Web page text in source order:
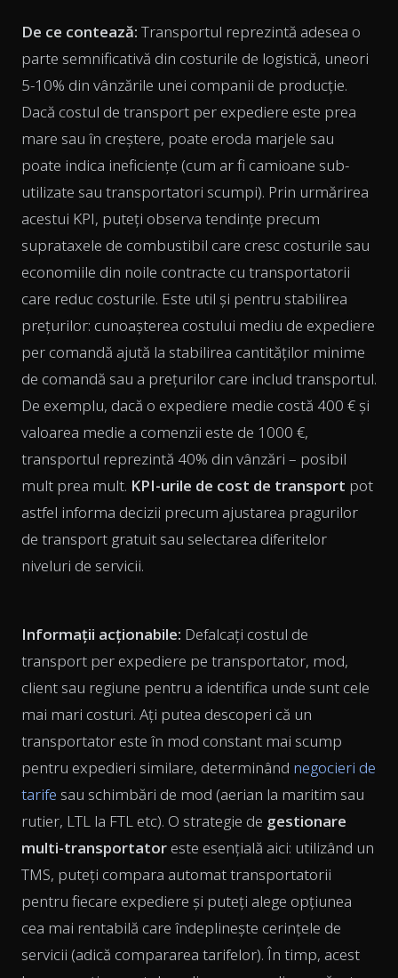
De ce contează: Transportul reprezintă adesea o
parte semnificativă din costurile de logistică, uneori
5-10% din vânzările unei companii de producție.
Dacă costul de transport per expediere este prea
mare sau în creștere, poate eroda marjele sau
poate indica ineficiențe (cum ar fi camioane sub-
utilizate sau transportatori scumpi). Prin urmărirea
acestui KPI, puteți observa tendințe precum
suprataxele de combustibil care cresc costurile sau
economiile din noile contracte cu transportatorii
care reduc costurile. Este util și pentru stabilirea
prețurilor: cunoașterea costului mediu de expediere
per comandă ajută la stabilirea cantităților minime
de comandă sau a prețurilor care includ transportul.
De exemplu, dacă o expediere medie costă 400 € și
valoarea medie a comenzii este de 1000 €,
transportul reprezintă 40% din vânzări – posibil
mult prea mult. KPI-urile de cost de transport pot
astfel informa decizii precum ajustarea pragurilor
de transport gratuit sau selectarea diferitelor
niveluri de servicii.
Informații acționabile: Defalcați costul de
transport per expediere pe transportator, mod,
client sau regiune pentru a identifica unde sunt cele
mai mari costuri. Ați putea descoperi că un
transportator este în mod constant mai scump
pentru expedieri similare, determinând negocieri de
tarife sau schimbări de mod (aerian la maritim sau
rutier, LTL la FTL etc). O strategie de gestionare
multi-transportator este esențială aici: utilizând un
TMS, puteți compara automat transportatorii
pentru fiecare expediere și puteți alege opțiunea
cea mai rentabilă care îndeplinește cerințele de
servicii (adică compararea tarifelor). În timp, acest